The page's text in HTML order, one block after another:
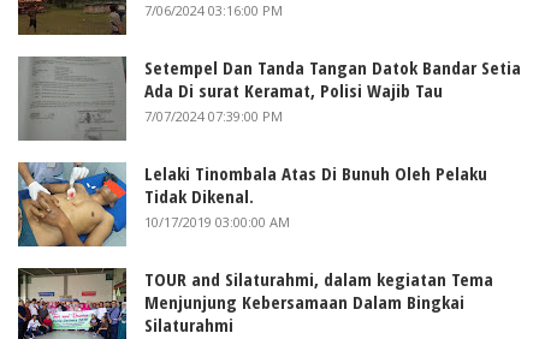
7/06/2024 03:16:00 PM
Setempel Dan Tanda Tangan Datok Bandar Setia
Ada Di surat Keramat, Polisi Wajib Tau
7/07/2024 07:39:00 PM
Lelaki Tinombala Atas Di Bunuh Oleh Pelaku
Tidak Dikenal.
10/17/2019 03:00:00 AM
TOUR and Silaturahmi, dalam kegiatan Tema
Menjunjung Kebersamaan Dalam Bingkai
Silaturahmi